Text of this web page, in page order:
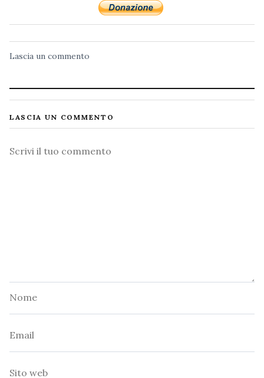
Lascia un commento
LASCIA UN COMMENTO
Commento